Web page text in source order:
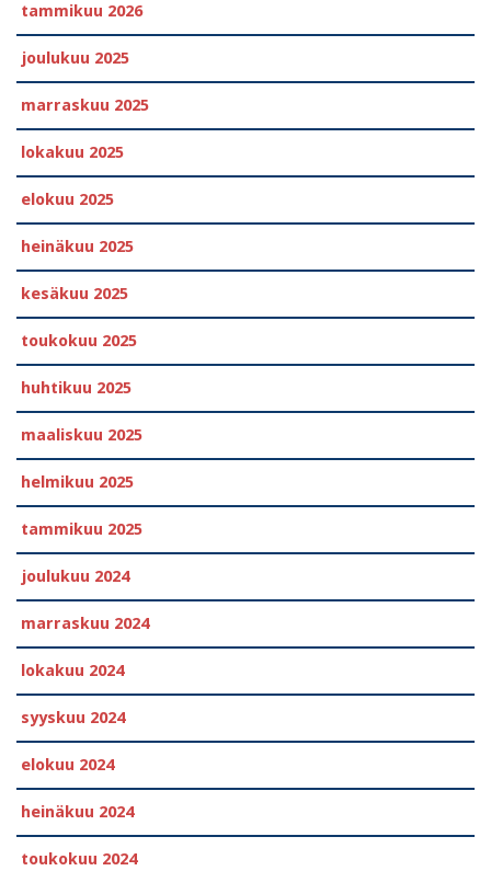
tammikuu 2026
joulukuu 2025
marraskuu 2025
lokakuu 2025
elokuu 2025
heinäkuu 2025
kesäkuu 2025
toukokuu 2025
huhtikuu 2025
maaliskuu 2025
helmikuu 2025
tammikuu 2025
joulukuu 2024
marraskuu 2024
lokakuu 2024
syyskuu 2024
elokuu 2024
heinäkuu 2024
toukokuu 2024